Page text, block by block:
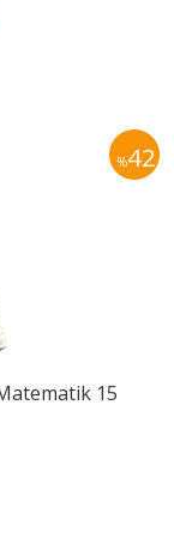
%42
15